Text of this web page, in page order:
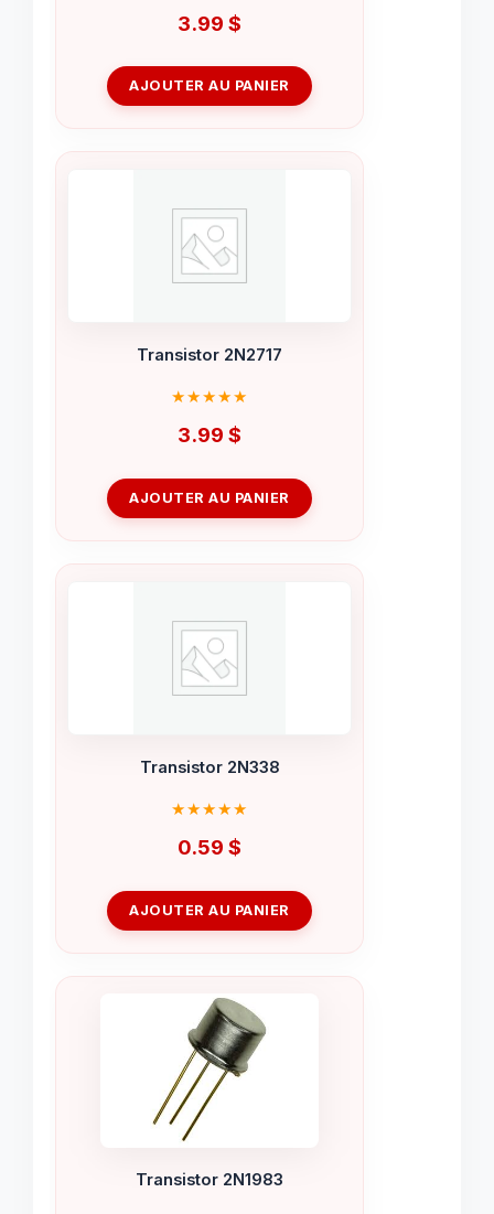
3.99 $
AJOUTER AU PANIER
Transistor 2N2717
3.99 $
AJOUTER AU PANIER
Transistor 2N338
0.59 $
AJOUTER AU PANIER
Transistor 2N1983